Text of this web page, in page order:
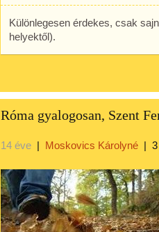
Különlegesen érdekes, csak
helyektől).
Róma gyalogosan, Szent
14 éve | Moskovics Károlyné |